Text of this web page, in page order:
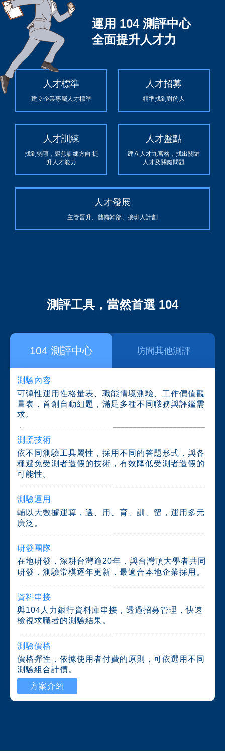
運用 104 測評中心
全面提升人才力
人才標準
建立企業專屬人才標準
人才招募
精準找到對的人
人才訓練
找到弱項，聚焦訓練方向 提
升人才能力
人才盤點
建立人才九宮格，找出關鍵
人才及關鍵問題
人才發展
主管晉升、儲備幹部、接班人計劃
測評工具，當然首選 104
104 測評中心 坊間其他測評
測驗內容
可彈性運用性格量表、職能情境測驗、工作價值觀
量表，首創自動組題，滿足多種不同職務與評鑑需
求。
測謊技術
依不同測驗工具屬性，採用不同的答題形式，與各
種避免受測者造假的技術，有效降低受測者造假的
可能性。
測驗運用
輔以大數據運算，選、用、育、訓、留，運用多元
廣泛。
研發團隊
在地研發，深耕台灣逾20年，與台灣頂大學者共同
研發，測驗常模逐年更新，最適合本地企業採用。
資料串接
與104人力銀行資料庫串接，透過招募管理，快速
檢視求職者的測驗結果。
測驗價格
價格彈性，依據使用者付費的原則，可依選用不同
測驗組合計價。
方案介紹